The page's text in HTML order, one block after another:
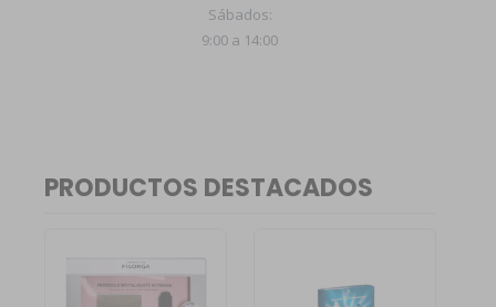
Sábados:
9:00 a 14:00